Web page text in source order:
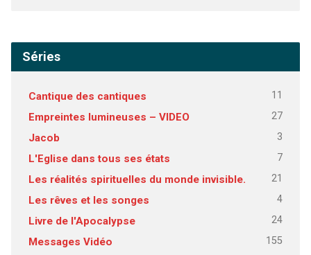
Séries
Cantique des cantiques 11
Empreintes lumineuses – VIDEO 27
Jacob 3
L'Eglise dans tous ses états 7
Les réalités spirituelles du monde invisible. 21
Les rêves et les songes 4
Livre de l'Apocalypse 24
Messages Vidéo 155